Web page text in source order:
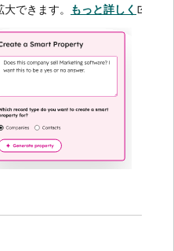
ます。もっと詳しく